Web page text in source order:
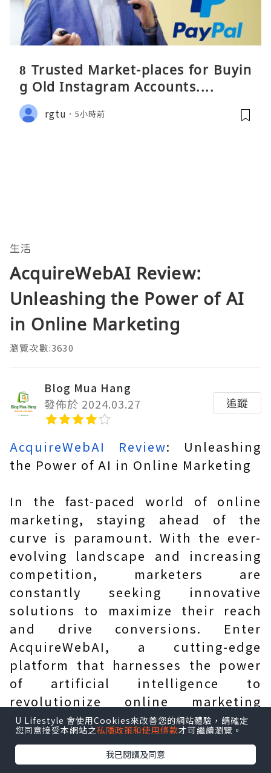
8 Trusted Market-places for Buyin
g Old Instagram Accounts....
rgtu 5小時前
生活
AcquireWebAI Review:
Unleashing the Power of AI
in Online Marketing
瀏覽次數:3630
Blog Mua Hang
發佈於 2024.03.27
追蹤
AcquireWebAI Review: Unleashing
the Power of AI in Online Marketing
In the fast-paced world of online
marketing, staying ahead of the
curve is paramount. With the ever-
evolving landscape and increasing
competition, marketers are
constantly seeking innovative
solutions to maximize their reach
and drive conversions. Enter
AcquireWebAI, a cutting-edge
platform that harnesses the power
of artificial intelligence to
revolutionize online marketing
strategies.
Introduction toAcquireWebAI
U Lifestyle 會使用Cookies來改善您的網站體驗，請確定
您同意接受本網站之私隱政策和使用條款才可繼續瀏覽。
我已閱讀及同意